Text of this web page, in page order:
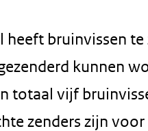
bruinvissen
kunnen
totaal vijf
zenders zijn